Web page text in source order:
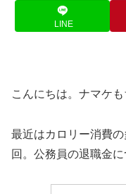
LINE
こんにちは。ナマケも
最近はカロリー消費
回。公務員の退職金